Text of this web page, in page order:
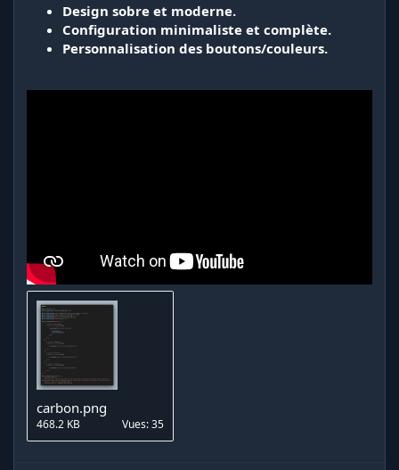
Design sobre et moderne.
Configuration minimaliste et complète.
Personnalisation des boutons/couleurs.
carbon.png
468.2 KB Vues: 35